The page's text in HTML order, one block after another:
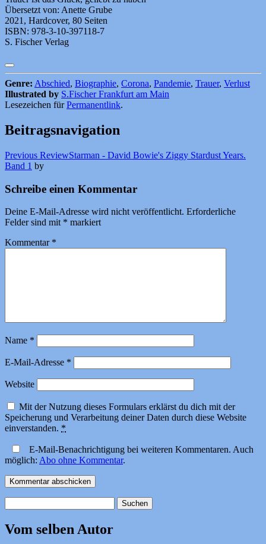
Übersetzt von: Anette Grube
2021, Hardcover, 80 Seiten
ISBN: 978-3-10-397118-7
S. Fischer Verlag
Genre: Abschied, Biographie, Corona, Pandemie, Trauer, Verlust
Illustrated by S.Fischer Frankfurt am Main
Lesezeichen fürPermanentlink.
Beitragsnavigation
Previous ReviewStarman - David Bowie's Ziggy Stardust Years.
Band 1 by
Schreibe einen Kommentar
Deine E-Mail-Adresse wird nicht veröffentlicht. Erforderliche
Felder sind mit * markiert
Kommentar *
Name *
E-Mail-Adresse *
Website
Mit der Nutzung dieses Formulars erklärst du dich mit der
Speicherung und Verarbeitung deiner Daten durch diese Website
einverstanden. *
E-Mail-Benachrichtigung bei weiteren Kommentaren. Auch
möglich: Abo ohne Kommentar.
nach:
Vom selben Autor